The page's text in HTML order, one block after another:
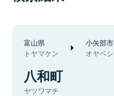
富山県
トヤマケン
小矢部市
オヤベシ
八和町
ヤツワマチ